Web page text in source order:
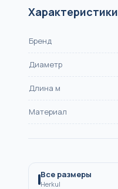
Характеристики
Бренд
Диаметр
Длина м
Материал
Все размеры
Herkul